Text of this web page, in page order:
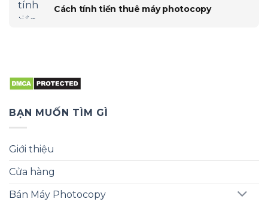
Cách tính tiền thuê máy photocopy
BẠN MUỐN TÌM GÌ
Giới thiệu
Cửa hàng
Bán Máy Photocopy